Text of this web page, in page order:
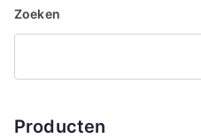
Zoeken
Producten